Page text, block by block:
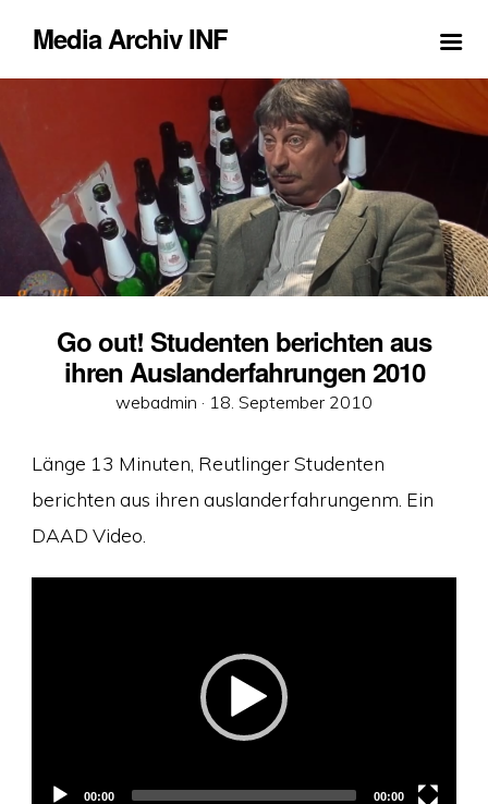
Media Archiv INF
Go out! Studenten berichten aus
ihren Auslanderfahrungen 2010
webadmin · Veröffentlicht
18. September 2010
Länge 13 Minuten, Reutlinger Studenten
berichten aus ihren auslanderfahrungenm. Ein
DAAD Video.
00:00 00:00